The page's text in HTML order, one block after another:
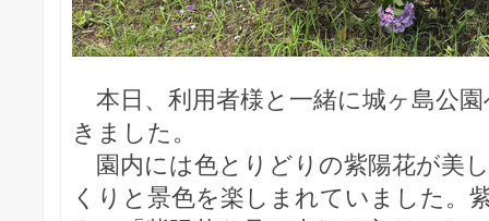
本日、利用者様と一緒に城ヶ島公
きました。
園内には色とりどりの紫陽花が美
くりと景色を楽しまれていました。